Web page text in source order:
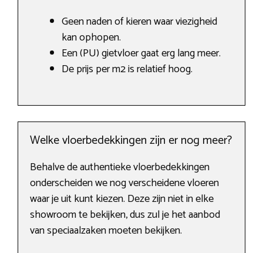
Geen naden of kieren waar viezigheid
kan ophopen.
Een (PU) gietvloer gaat erg lang meer.
De prijs per m2 is relatief hoog.
Welke vloerbedekkingen zijn er nog meer?
Behalve de authentieke vloerbedekkingen
onderscheiden we nog verscheidene vloeren
waar je uit kunt kiezen. Deze zijn niet in elke
showroom te bekijken, dus zul je het aanbod
van speciaalzaken moeten bekijken.